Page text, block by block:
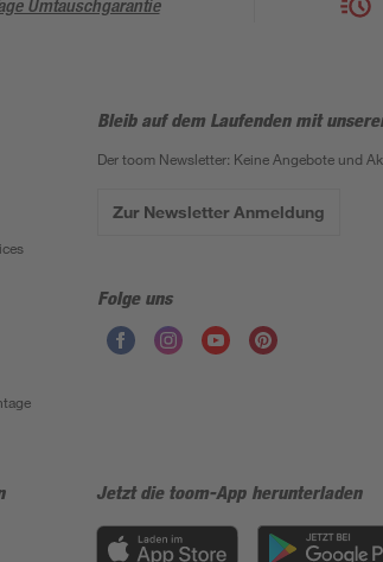
Umtauschgarantie
Bleib auf dem Laufenden mit
Der toom Newsletter: Keine Angebote und
Zur Newsletter Anmeldung
Folge uns
Jetzt die toom-App herunterladen